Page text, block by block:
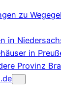
zu
in
in
Provinz